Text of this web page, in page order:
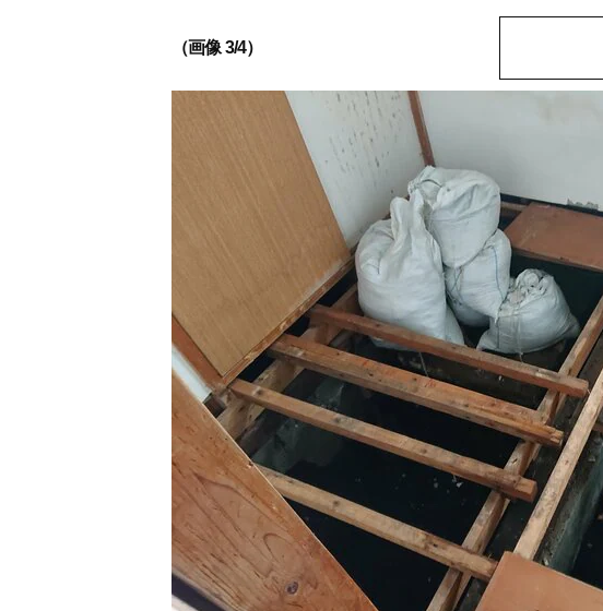
（画像 3/4）